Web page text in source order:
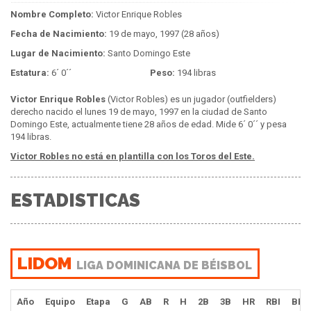
Nombre Completo: Victor Enrique Robles
Fecha de Nacimiento: 19 de mayo, 1997 (28 años)
Lugar de Nacimiento: Santo Domingo Este
Estatura: 6´ 0´´ Peso: 194 libras
Victor Enrique Robles (Victor Robles) es un jugador (outfielders)
derecho nacido el lunes 19 de mayo, 1997 en la ciudad de Santo
Domingo Este, actualmente tiene 28 años de edad. Mide 6´ 0´´ y pesa
194 libras.
Victor Robles no está en plantilla con los Toros del Este.
ESTADISTICAS
LIDOM LIGA DOMINICANA DE BÉISBOL
Año Equipo Etapa G AB R H 2B 3B HR RBI BB